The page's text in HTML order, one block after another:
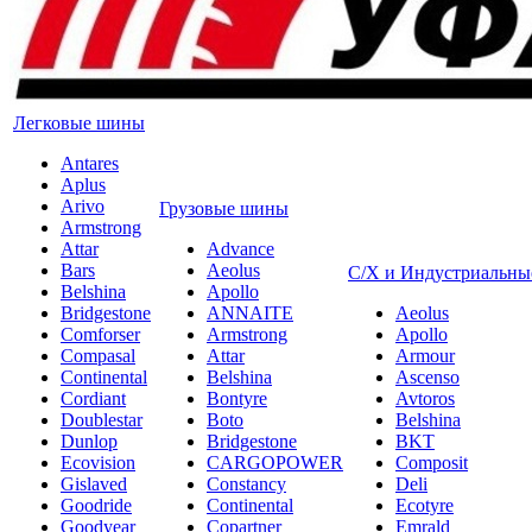
Легковые шины
Antares
Aplus
Arivo
Armstrong
Attar
Bars
Belshina
Bridgestone
Comforser
Compasal
Continental
Cordiant
Doublestar
Dunlop
Ecovision
Gislaved
Goodride
Goodyear
Грузовые шины
Advance
Aeolus
Apollo
ANNAITE
Armstrong
Attar
Belshina
Bontyre
Boto
Bridgestone
CARGOPOWER
Constancy
Continental
Copartner
С/Х и
Aeolus
Apollo
Armour
Ascenso
Avtoros
Belshina
BKT
Composit
Deli
Ecotyre
Emrald